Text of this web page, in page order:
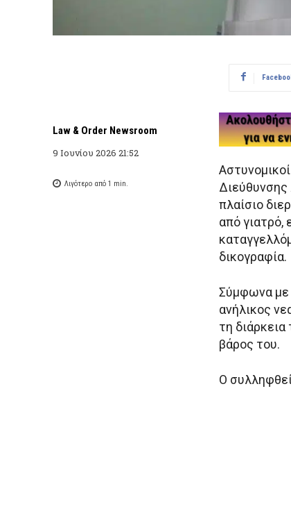
Law & Order Newsroom
9 Ιουνίου 2026 21:52
Λιγότερο από 1 min.
Διεύθυνσης
πλαίσιο
από γιατρό,
δικογραφία.
Σύμφωνα με
ανήλικος
τη
βάρος του.
Ο